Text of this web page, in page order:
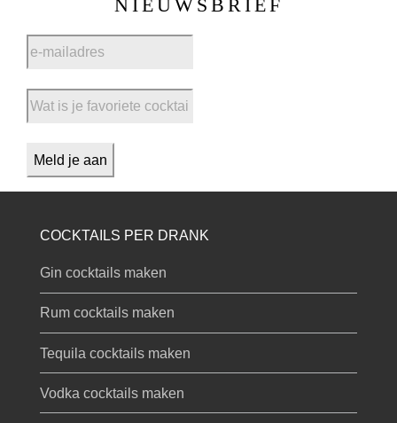
NIEUWSBRIEF
COCKTAILS PER DRANK
Gin cocktails maken
Rum cocktails maken
Tequila cocktails maken
Vodka cocktails maken